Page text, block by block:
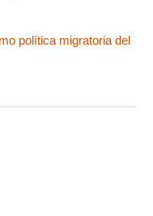
política migratoria del